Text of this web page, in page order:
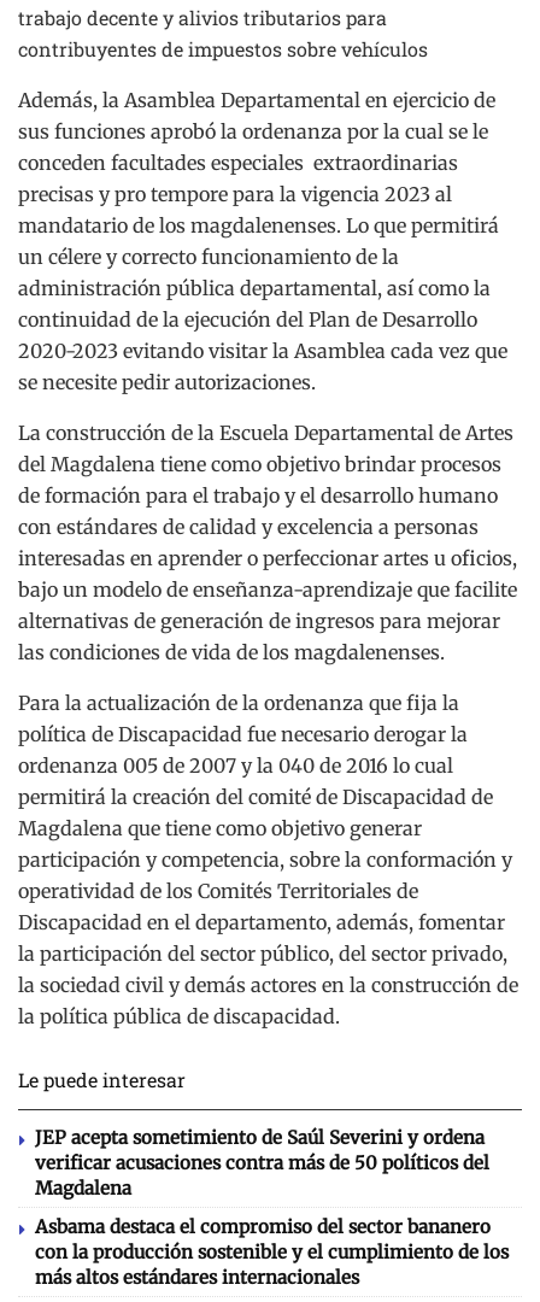
trabajo decente y alivios tributarios para
contribuyentes de impuestos sobre vehículos
Además, la Asamblea Departamental en ejercicio de
sus funciones aprobó la ordenanza por la cual se le
conceden facultades especiales extraordinarias
precisas y pro tempore para la vigencia 2023 al
mandatario de los magdalenenses. Lo que permitirá
un célere y correcto funcionamiento de la
administración pública departamental, así como la
continuidad de la ejecución del Plan de Desarrollo
2020-2023 evitando visitar la Asamblea cada vez que
se necesite pedir autorizaciones.
La construcción de la Escuela Departamental de Artes
del Magdalena tiene como objetivo brindar procesos
de formación para el trabajo y el desarrollo humano
con estándares de calidad y excelencia a personas
interesadas en aprender o perfeccionar artes u oficios,
bajo un modelo de enseñanza-aprendizaje que facilite
alternativas de generación de ingresos para mejorar
las condiciones de vida de los magdalenenses.
Para la actualización de la ordenanza que fija la
política de Discapacidad fue necesario derogar la
ordenanza 005 de 2007 y la 040 de 2016 lo cual
permitirá la creación del comité de Discapacidad de
Magdalena que tiene como objetivo generar
participación y competencia, sobre la conformación y
operatividad de los Comités Territoriales de
Discapacidad en el departamento, además, fomentar
la participación del sector público, del sector privado,
la sociedad civil y demás actores en la construcción de
la política pública de discapacidad.
Le puede interesar
JEP acepta sometimiento de Saúl Severini y ordena
verificar acusaciones contra más de 50 políticos del
Magdalena
Asbama destaca el compromiso del sector bananero
con la producción sostenible y el cumplimiento de los
más altos estándares internacionales